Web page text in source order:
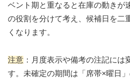
ベント期と重なると在庫の動きが
の役割を分けて考え、候補日を二
くなります。
注意 ：月度表示や備考の注記には
す。未確定の期間は「席帯×曜日